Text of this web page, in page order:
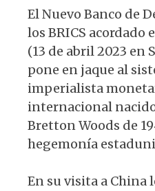
El Nuevo Banco de
los BRICS acordado
(13 de abril 2023 en
pone en jaque al
imperialista
internacional
Bretton Woods de
hegemonía
En su visita a China